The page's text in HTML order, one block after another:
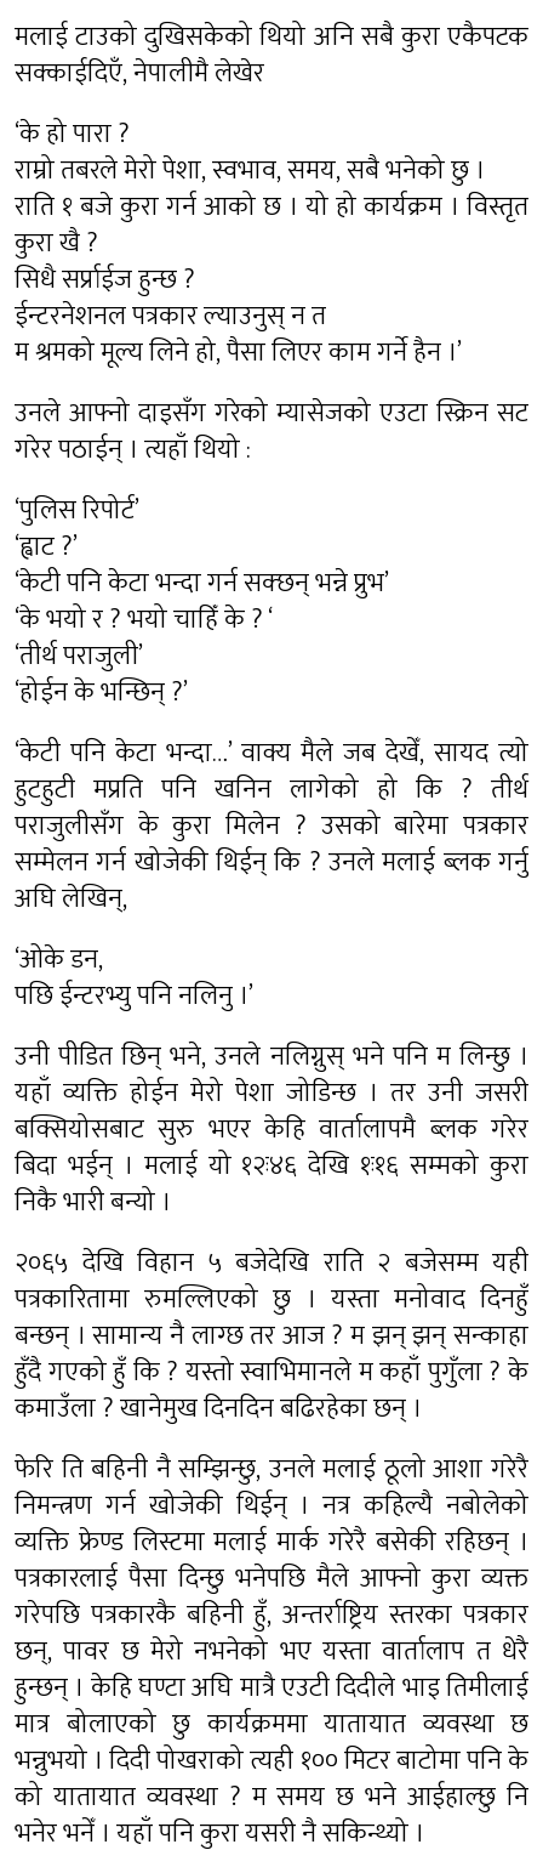
मलाई टाउको दुखिसकेको थियो अनि सबै कुरा एकैपटक
सक्काईदिएँ, नेपालीमै लेखेर
‘के हो पारा ?
राम्रो तबरले मेरो पेशा, स्वभाव, समय, सबै भनेको छु ।
राति १ बजे कुरा गर्न आको छ । यो हो कार्यक्रम । विस्तृत
कुरा खै ?
सिधै सर्प्राईज हुन्छ ?
ईन्टरनेशनल पत्रकार ल्याउनुस् न त
म श्रमको मूल्य लिने हो, पैसा लिएर काम गर्ने हैन ।’
उनले आफ्नो दाइसँग गरेको म्यासेजको एउटा स्क्रिन सट
गरेर पठाईन् । त्यहाँ थियो :
‘पुलिस रिपोर्ट’
‘ह्वाट ?’
‘केटी पनि केटा भन्दा गर्न सक्छन् भन्ने प्रुभ’
‘के भयो र ? भयो चाहिँ के ? ‘
‘तीर्थ पराजुली’
‘होईन के भन्छिन् ?’
‘केटी पनि केटा भन्दा…’ वाक्य मैले जब देखेँ, सायद त्यो
हुटहुटी मप्रति पनि खनिन लागेको हो कि ? तीर्थ
पराजुलीसँग के कुरा मिलेन ? उसको बारेमा पत्रकार
सम्मेलन गर्न खोजेकी थिईन् कि ? उनले मलाई ब्लक गर्नु
अघि लेखिन्,
‘ओके डन,
पछि ईन्टरभ्यु पनि नलिनु ।’
उनी पीडित छिन् भने, उनले नलिग्नुस् भने पनि म लिन्छु ।
यहाँ व्यक्ति होईन मेरो पेशा जोडिन्छ । तर उनी जसरी
बक्सियोसबाट सुरु भएर केहि वार्तालापमै ब्लक गरेर
बिदा भईन् । मलाई यो १२ः४६ देखि १ः१६ सम्मको कुरा
निकै भारी बन्यो ।
२०६५ देखि विहान ५ बजेदेखि राति २ बजेसम्म यही
पत्रकारितामा रुमल्लिएको छु । यस्ता मनोवाद दिनहुँ
बन्छन् । सामान्य नै लाग्छ तर आज ? म झन् झन् सन्काहा
हुँदै गएको हुँ कि ? यस्तो स्वाभिमानले म कहाँ पुगुँला ? के
कमाउँला ? खानेमुख दिनदिन बढिरहेका छन् ।
फेरि ति बहिनी नै सम्झिन्छु, उनले मलाई ठूलो आशा गरेरै
निमन्त्रण गर्न खोजेकी थिईन् । नत्र कहिल्यै नबोलेको
व्यक्ति फ्रेण्ड लिस्टमा मलाई मार्क गरेरै बसेकी रहिछन् ।
पत्रकारलाई पैसा दिन्छु भनेपछि मैले आफ्नो कुरा व्यक्त
गरेपछि पत्रकारकै बहिनी हुँ, अन्तर्राष्ट्रिय स्तरका पत्रकार
छन्, पावर छ मेरो नभनेको भए यस्ता वार्तालाप त धेरै
हुन्छन् । केहि घण्टा अघि मात्रै एउटी दिदीले भाइ तिमीलाई
मात्र बोलाएको छु कार्यक्रममा यातायात व्यवस्था छ
भन्नुभयो । दिदी पोखराको त्यही १०० मिटर बाटोमा पनि के
को यातायात व्यवस्था ? म समय छ भने आईहाल्छु नि
भनेर भनेँ । यहाँ पनि कुरा यसरी नै सकिन्थ्यो ।